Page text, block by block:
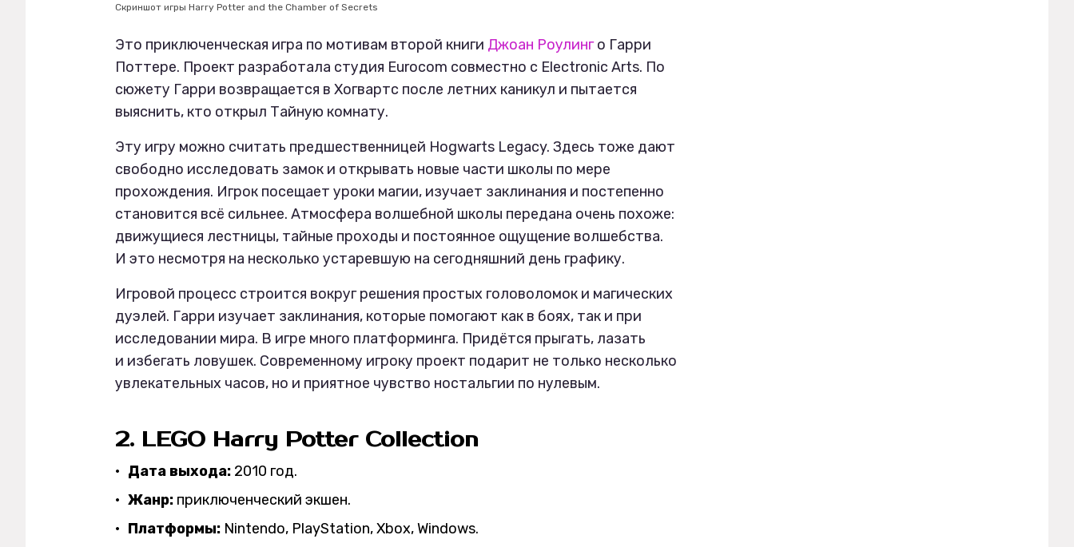
Скриншот игры Harry Potter and the Chamber of Secrets
Это приключенческая игра по мотивам второй книги Джоан Роулинго Гарри
Поттере. Проект разработала студия Eurocom совместно с Electronic Arts. По
сюжету Гарри возвращается в Хогвартс после летних каникул и пытается
выяснить, кто открыл Тайную комнату.
Эту игру можно считать предшественницей Hogwarts Legacy. Здесь тоже дают
свободно исследовать замок и открывать новые части школы по мере
прохождения. Игрок посещает уроки магии, изучает заклинания и постепенно
становится всё сильнее. Атмосфера волшебной школы передана очень похоже:
движущиеся лестницы, тайные проходы и постоянное ощущение волшебства.
И это несмотря на несколько устаревшую на сегодняшний день графику.
Игровой процесс строится вокруг решения простых головоломок и магических
дуэлей. Гарри изучает заклинания, которые помогают как в боях, так и при
исследовании мира. В игре много платформинга. Придётся прыгать, лазать
и избегать ловушек. Современному игроку проект подарит не только несколько
увлекательных часов, но и приятное чувство ностальгии по нулевым.
2. LEGO Harry Potter Collection
Дата выхода: 2010 год.
Жанр: приключенческий экшен.
Платформы: Nintendo, PlayStation, Xbox, Windows.